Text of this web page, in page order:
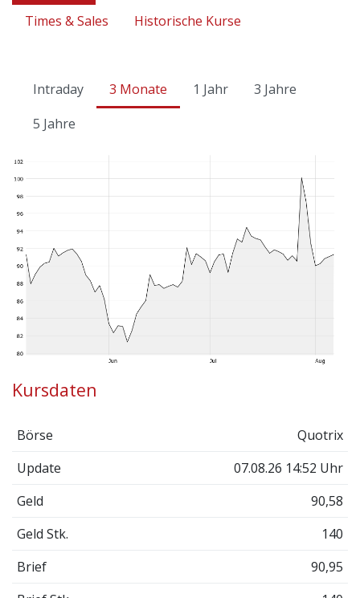
Times & Sales
Historische Kurse
Intraday 3 Monate 1 Jahr
3 Jahre
5 Jahre
Kursdaten
Börse
Quotrix
Update
07.08.26 14:52 Uhr
Geld
90,58
Geld Stk.
140
Brief
90,95